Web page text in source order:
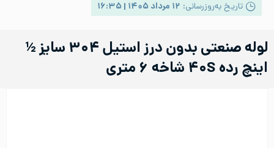
تاریخ به‌روزرسانی: ۱۲ مرداد ۱۴۰۵ | ۱۶:۳۵
لوله صنعتی بدون درز استیل ۳۰۴ سایز ½
اینچ رده ۴۰S شاخه ۶ متری